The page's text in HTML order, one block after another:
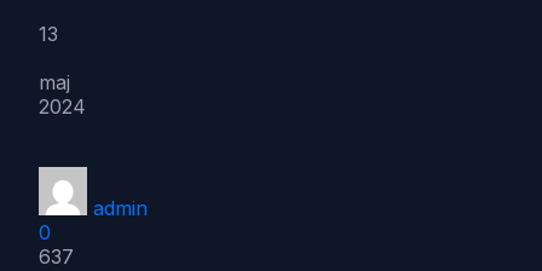
13
maj
2024
admin
0
637